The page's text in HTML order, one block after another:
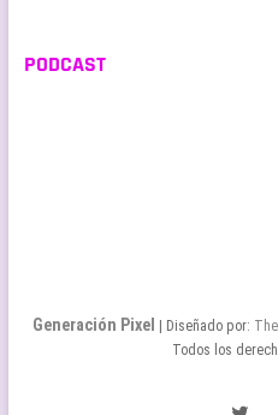
PODCAST
Generación Pixel | Diseñado por:
Todos los